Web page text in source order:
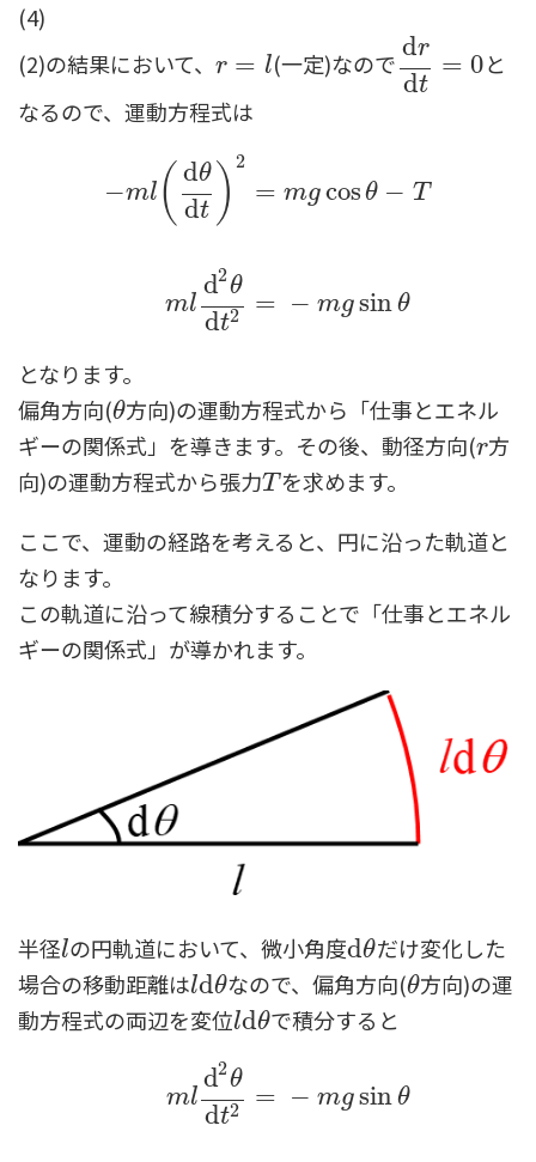
(4)
(2)の結果において、 r = l
r=l (一定)なので
dr
dt
= 0
drd =0
と
なるので、運動方程式は
−ml ( dθ
dt ) 2
ml
d2θ
dt2
=
=
mgcos θ − T
− mgsin θ
となります。
偏角方向(θ
θ方向)の運動方程式から「仕事とエネル
ギーの関係式」を導きます。その後、動径方向(r
r方
向)の運動方程式から張力T
Tを求めます。
ここで、運動の経路を考えると、円に沿った軌道と
なります。
この軌道に沿って線積分することで「仕事とエネル
ギーの関係式」が導かれます。
半径l
lの円軌道において、微小角度dθ
dθだけ変化した
場合の移動距離はldθ
ldθなので、偏角方向(θ
θ方向)の運
動方程式の両辺を変位ldθ
ldθで積分すると
ml
d2θ
dt2 = − mgsinθ